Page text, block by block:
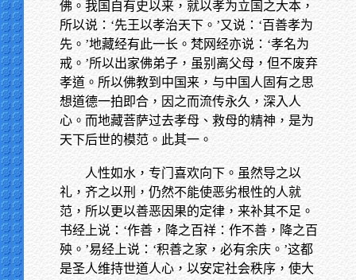
佛。我国自有史以来，就以孝为立国之大本，
所以说：‘先王以孝治天下。’又说：‘百善孝为
先。’地藏经有此一长。梵网经亦说：‘孝名为
戒。’所以出家佛弟子，虽别离父母，但不废弃
孝道。所以佛教到中国来，与中国人固有之思
想道德一拍即合，因之而流传永久，深入人
心。而地藏菩萨过去孝母、救母的精神，是为
天下后世的模范。此其一。
人性如水，专门喜欢向下。虽然导之以
礼，齐之以刑，仍然不能使恶劣根性的人就
范，所以更以善恶因果的定律，来补其不足。
书经上说：‘作善，降之百祥：作不善，降之百
殃。’易经上说：‘积善之家，必有余庆。’这都
是圣人维持世道人心，以安定社会秩序，使大